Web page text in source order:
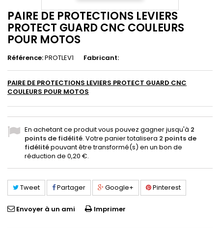
PAIRE DE PROTECTIONS LEVIERS
PROTECT GUARD CNC COULEURS
POUR MOTOS
Référence:PROTLEV1 Fabricant:
PAIRE DE PROTECTIONS LEVIERS PROTECT GUARD CNC
COULEURS POUR MOTOS
En achetant ce produit vous pouvez gagner jusqu'à 2
points de fidélité. Votre panier totalisera 2 points de
fidélitépouvant être transformé(s) en un bon de
réduction de 0,20 €.
Tweet Partager Google+ Pinterest
Envoyer à un ami Imprimer